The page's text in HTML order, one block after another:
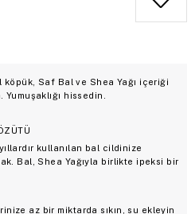
köpük, Saf Bal ve Shea Yağı içeriği
hissedin.
kullanılan bal cildinize
Bal, Shea Yağıyla birlikte ipeksi bir
az bir miktarda sıkın, su ekleyin